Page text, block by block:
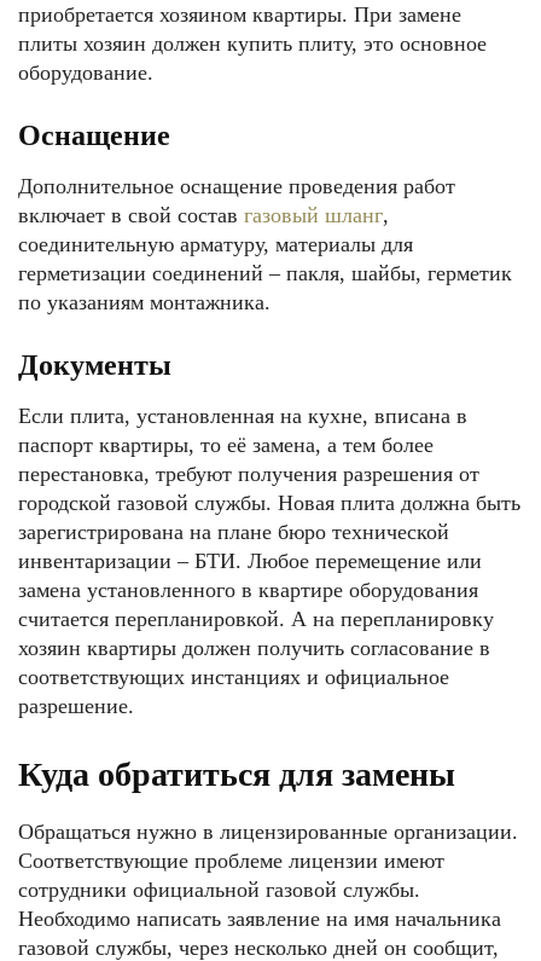
приобретается хозяином квартиры. При замене
плиты хозяин должен купить плиту, это основное
оборудование.
Оснащение
Дополнительное оснащение проведения работ
включает в свой состав газовый шланг,
соединительную арматуру, материалы для
герметизации соединений – пакля, шайбы, герметик
по указаниям монтажника.
Документы
Если плита, установленная на кухне, вписана в
паспорт квартиры, то её замена, а тем более
перестановка, требуют получения разрешения от
городской газовой службы. Новая плита должна быть
зарегистрирована на плане бюро технической
инвентаризации – БТИ. Любое перемещение или
замена установленного в квартире оборудования
считается перепланировкой. А на перепланировку
хозяин квартиры должен получить согласование в
соответствующих инстанциях и официальное
разрешение.
Куда обратиться для замены
Обращаться нужно в лицензированные организации.
Соответствующие проблеме лицензии имеют
сотрудники официальной газовой службы.
Необходимо написать заявление на имя начальника
газовой службы, через несколько дней он сообщит,